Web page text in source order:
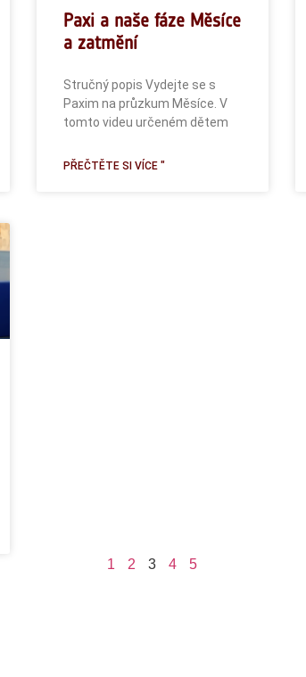
Paxi a naše fáze Měsíce
a zatmění
Stručný popis Vydejte se s
Paxim na průzkum Měsíce. V
tomto videu určeném dětem
PŘEČTĚTE SI VÍCE "
1 2 3 4 5